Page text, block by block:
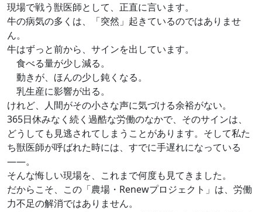
現場で戦う獣医師として、正直に言います。
牛の病気の多くは、「突然」起きているのではありませ
ん。
牛はずっと前から、サインを出しています。
食べる量が少し減る。
動きが、ほんの少し鈍くなる。
乳生産に影響が出る。
けれど、人間がその小さな声に気づける余裕がない。
365日休みなく続く過酷な労働のなかで、そのサインは、
どうしても見逃されてしまうことがあります。そして私た
ち獣医師が呼ばれた時には、すでに手遅れになっている
――。
そんな悔しい現場を、これまで何度も見てきました。
だからこそ、この「農場・Renewプロジェクト」は、労働
力不足の解消ではありません。